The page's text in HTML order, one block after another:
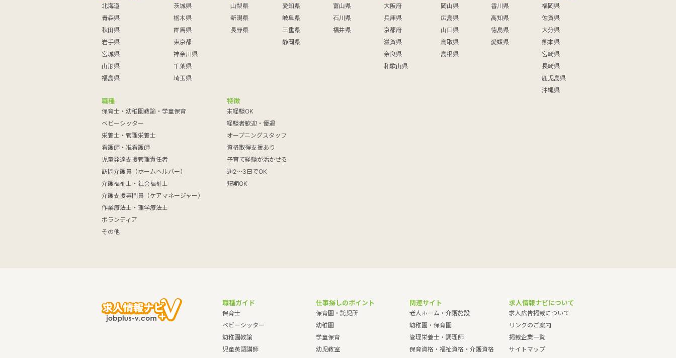
北海道
青森県
秋田県
岩手県
宮城県
山形県
福島県
茨城県
栃木県
群馬県
東京都
神奈川県
千葉県
埼玉県
山梨県
新潟県
長野県
愛知県
岐阜県
三重県
静岡県
富山県
石川県
福井県
大阪府
兵庫県
京都府
滋賀県
奈良県
和歌山県
岡山県
広島県
山口県
鳥取県
島根県
香川県
高知県
徳島県
愛媛県
福岡県
佐賀県
大分県
熊本県
宮崎県
長崎県
鹿児島県
沖縄県
職種
保育士・幼稚園教諭・学童保育
ベビーシッター
栄養士・管理栄養士
看護師・准看護師
児童発達支援管理責任者
訪問介護員（ホームヘルパー）
介護福祉士・社会福祉士
介護支援専門員（ケアマネージャー）
作業療法士・理学療法士
ボランティア
その他
特徴
未経験OK
経験者歓迎・優遇
オープニングスタッフ
資格取得支援あり
子育て経験が活かせる
週2～3日でOK
短期OK
職種ガイド
保育士
ベビーシッター
幼稚園教諭
児童英語講師
仕事探しのポイント
保育園・託児所
幼稚園
学童保育
幼児教室
関連サイト
老人ホーム・介護施設
幼稚園・保育園
管理栄養士・調理師
保育資格・福祉資格・介護資格
求人情報ナビについて
求人広告掲載について
リンクのご案内
掲載企業一覧
サイトマップ